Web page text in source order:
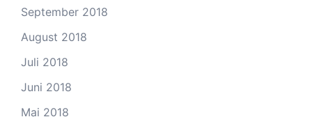
September 2018
August 2018
Juli 2018
Juni 2018
Mai 2018